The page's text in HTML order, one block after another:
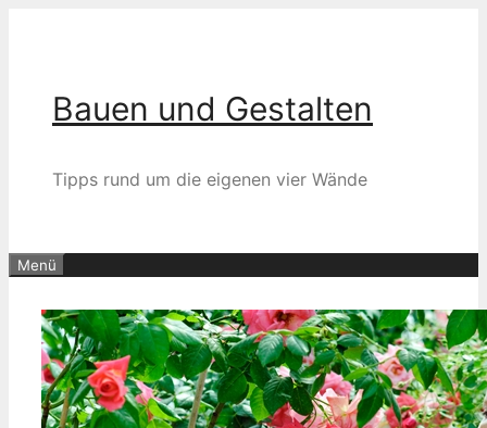
Bauen und Gestalten
Tipps rund um die eigenen vier Wände
Menü